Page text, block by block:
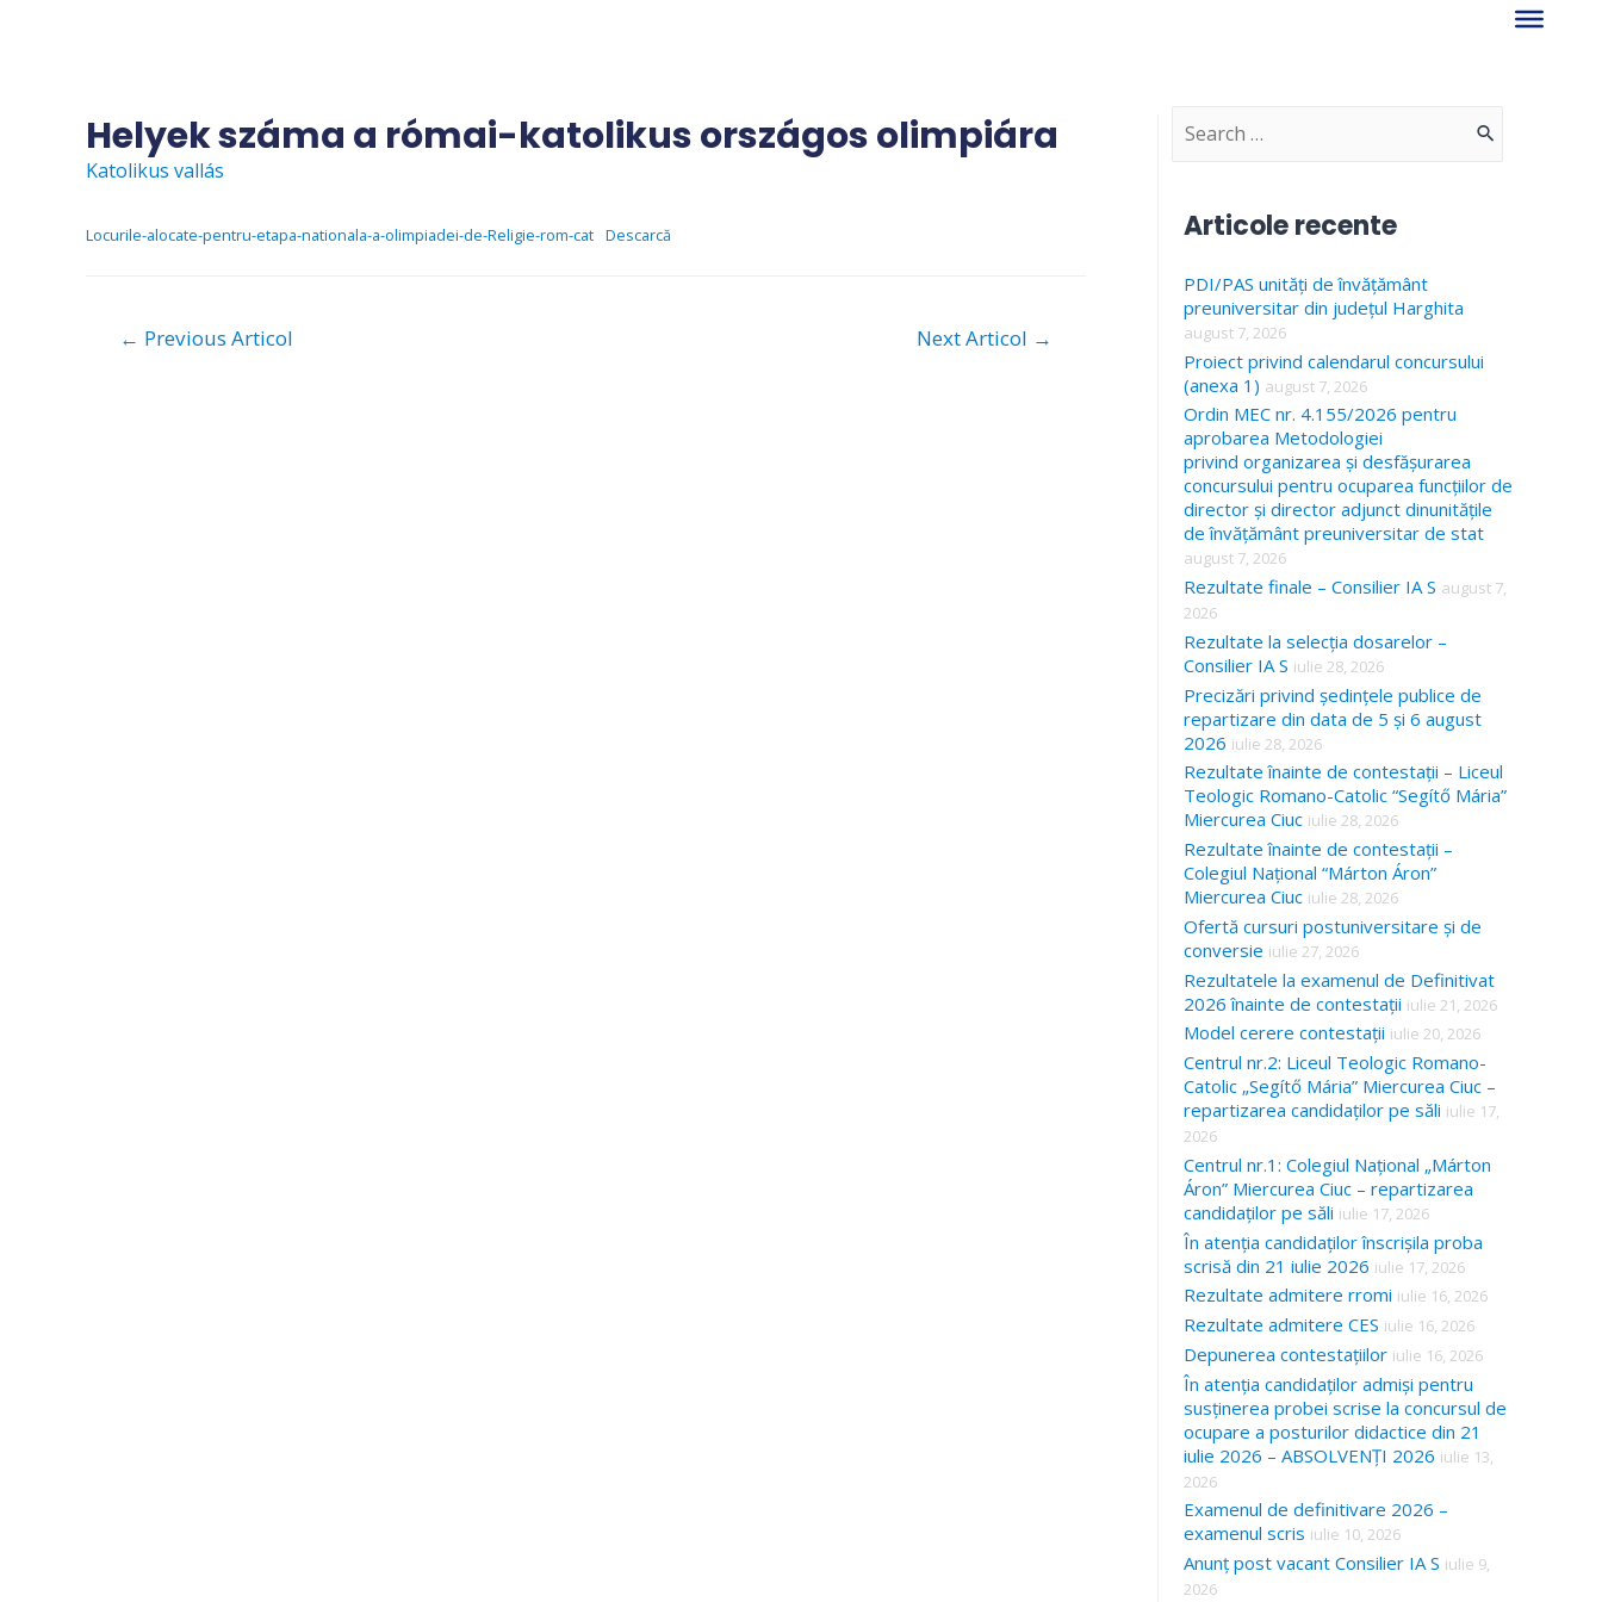
Helyek száma a római-katolikus országos olimpiára
Katolikus vallás
Locurile-alocate-pentru-etapa-nationala-a-olimpiadei-de-Religie-rom-cat Descarcă
Navigare
← Previous Articol Next Articol →
S
c
h
f
o
r
:
Articole recente
PDI/PAS unități de învățământ
preuniversitar din județul Harghita
august 7, 2026
Proiect privind calendarul concursului
(anexa 1) august 7, 2026
Ordin MEC nr. 4.155/2026 pentru
aprobarea Metodologiei
privind organizarea și desfășurarea
concursului pentru ocuparea funcțiilor de
director și director adjunct dinunitățile
de învățământ preuniversitar de stat
august 7, 2026
Rezultate finale – Consilier IA S august 7,
2026
Rezultate la selecția dosarelor –
Consilier IA S iulie 28, 2026
Precizări privind ședințele publice de
repartizare din data de 5 și 6 august
2026 iulie 28, 2026
Rezultate înainte de contestații – Liceul
Teologic Romano-Catolic “Segítő Mária”
Miercurea Ciuc iulie 28, 2026
Rezultate înainte de contestații –
Colegiul Național “Márton Áron”
Miercurea Ciuc iulie 28, 2026
Ofertă cursuri postuniversitare și de
conversie iulie 27, 2026
Rezultatele la examenul de Definitivat
2026 înainte de contestații iulie 21, 2026
Model cerere contestații iulie 20, 2026
Centrul nr.2: Liceul Teologic Romano-
Catolic „Segítő Mária” Miercurea Ciuc –
repartizarea candidaților pe săli iulie 17,
2026
Centrul nr.1: Colegiul Național „Márton
Áron” Miercurea Ciuc – repartizarea
candidaților pe săli iulie 17, 2026
În atenția candidaților înscrișila proba
scrisă din 21 iulie 2026 iulie 17, 2026
Rezultate admitere rromi iulie 16, 2026
Rezultate admitere CES iulie 16, 2026
Depunerea contestațiilor iulie 16, 2026
În atenția candidaților admiși pentru
susținerea probei scrise la concursul de
ocupare a posturilor didactice din 21
iulie 2026 – ABSOLVENȚI 2026 iulie 13,
2026
Examenul de definitivare 2026 –
examenul scris iulie 10, 2026
Anunț post vacant Consilier IA S iulie 9,
2026